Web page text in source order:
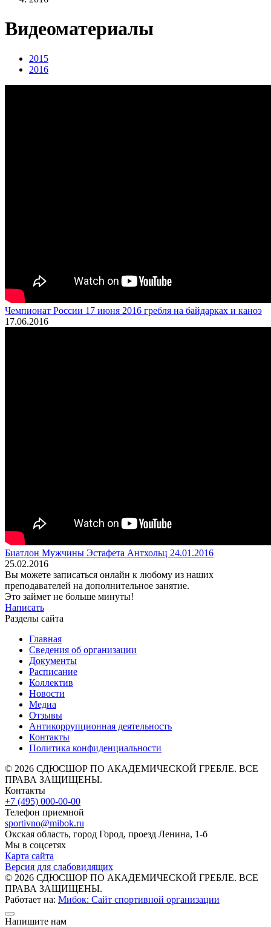
Видеоматериалы
2015
2016
Чемпионат России 17 июня 2016 гребля на байдарках и каноэ
17.06.2016
Биатлон Мужчины Эстафета Антхольц 24.01.2016
25.02.2016
Вы можете записаться онлайн к любому из наших
преподавателей на дополнительное занятие.
Это займет не больше минуты!
Написать
Разделы сайта
Главная
Сведения об организации
Документы
Расписание
Коллектив
Новости
Медиа
Отзывы
Антикоррупционная деятельность
Контакты
Политика конфиденциальности
© 2026 СДЮСШОР ПО АКАДЕМИЧЕСКОЙ ГРЕБЛЕ. ВСЕ
ПРАВА ЗАЩИЩЕНЫ.
Контакты
+7 (495) 000-00-00
Телефон приемной
sportivno@mibok.ru
Окская область, город Город, проезд Ленина, 1-б
Мы в соцсетях
Карта сайта
Версия для слабовидящих
© 2026 СДЮСШОР ПО АКАДЕМИЧЕСКОЙ ГРЕБЛЕ. ВСЕ
ПРАВА ЗАЩИЩЕНЫ.
Работает на: Мибок: Сайт спортивной организации
Напишите нам